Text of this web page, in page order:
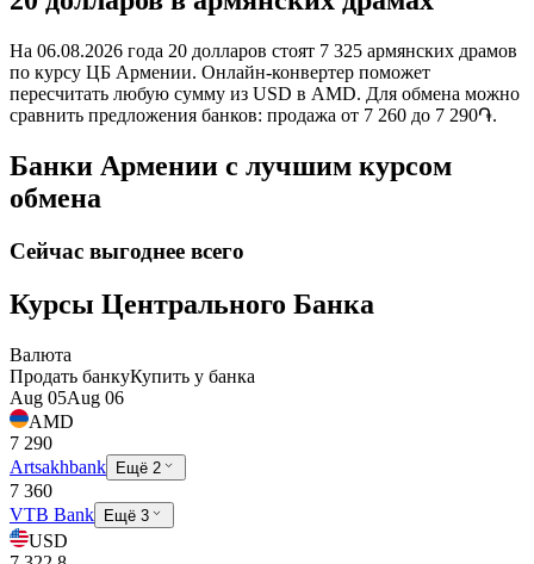
На 06.08.2026 года 20 долларов стоят 7 325 армянских драмов
по курсу ЦБ Армении. Онлайн-конвертер поможет
пересчитать любую сумму из USD в AMD. Для обмена можно
сравнить предложения банков: продажа от 7 260 до 7 290֏.
Банки Армении с лучшим курсом
обмена
Сейчас выгоднее всего
Курсы Центрального Банка
Валюта
Продать банкуКупить у банка
Aug 05Aug 06
AMD
7 290
Artsakhbank
Ещё 2
7 360
VTB Bank
Ещё 3
USD